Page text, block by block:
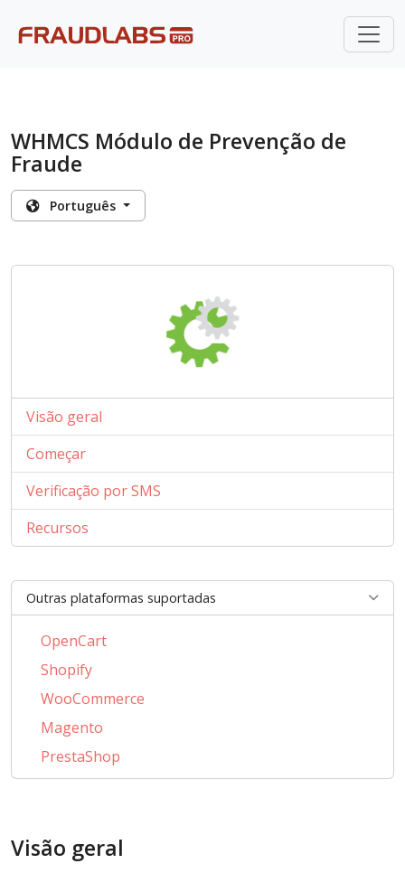
WHMCS Módulo de Prevenção de
Fraude
Português
Visão geral
Começar
Verificação por SMS
Recursos
Outras plataformas suportadas
OpenCart
Shopify
WooCommerce
Magento
PrestaShop
BigCommerce
CubeCart
Visão geral